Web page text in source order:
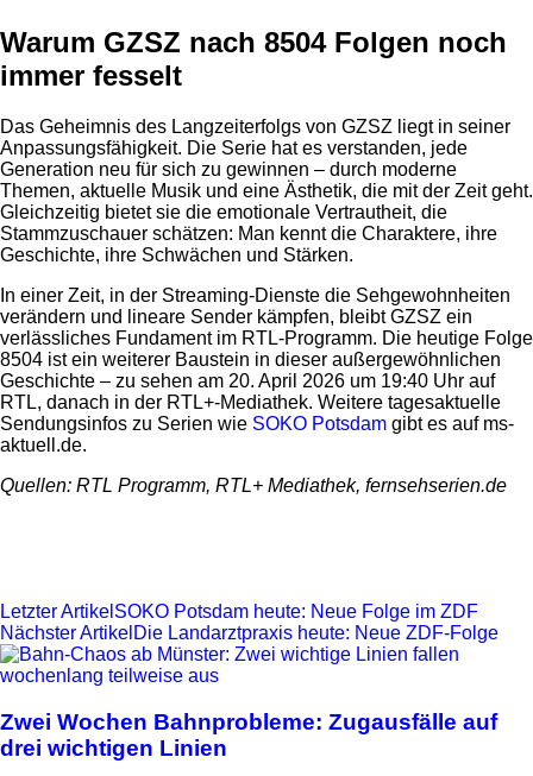
Warum GZSZ nach 8504 Folgen noch
immer fesselt
Das Geheimnis des Langzeiterfolgs von GZSZ liegt in seiner
Anpassungsfähigkeit. Die Serie hat es verstanden, jede
Generation neu für sich zu gewinnen – durch moderne
Themen, aktuelle Musik und eine Ästhetik, die mit der Zeit geht.
Gleichzeitig bietet sie die emotionale Vertrautheit, die
Stammzuschauer schätzen: Man kennt die Charaktere, ihre
Geschichte, ihre Schwächen und Stärken.
In einer Zeit, in der Streaming-Dienste die Sehgewohnheiten
verändern und lineare Sender kämpfen, bleibt GZSZ ein
verlässliches Fundament im RTL-Programm. Die heutige Folge
8504 ist ein weiterer Baustein in dieser außergewöhnlichen
Geschichte – zu sehen am 20. April 2026 um 19:40 Uhr auf
RTL, danach in der RTL+-Mediathek. Weitere tagesaktuelle
Sendungsinfos zu Serien wie SOKO Potsdam gibt es auf ms-
aktuell.de.
Quellen: RTL Programm, RTL+ Mediathek, fernsehserien.de
Letzter Artikel SOKO Potsdam heute: Neue Folge im ZDF
Nächster Artikel Die Landarztpraxis heute: Neue ZDF-Folge
Zwei Wochen Bahnprobleme: Zugausfälle auf
drei wichtigen Linien